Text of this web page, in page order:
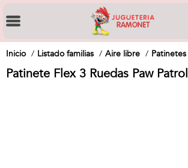
Inicio Listado familias Aire libre Patinetes
Patinete Flex 3 Ruedas Paw Patrol